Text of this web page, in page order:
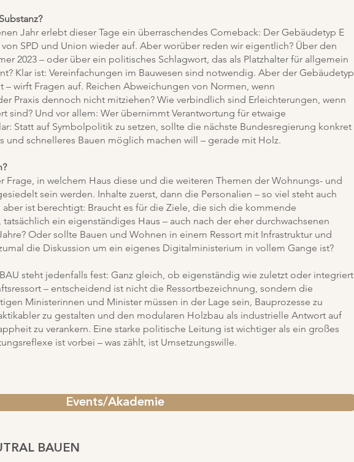
Jahr erlebt dieser Tage ein überraschendes Comeback: Der Gebäudetyp E
SPD und Union wieder auf. Aber worüber reden wir eigentlich? Über den
2023 – oder über ein politisches Schlagwort, das als Platzhalter für allgemein
Klar ist: Vereinfachungen im Bauwesen sind notwendig. Aber der Gebäudetyp
– wirft Fragen auf. Reichen Abweichungen von Normen, wenn
Praxis dennoch nicht mitziehen? Wie verbindlich sind Erleichterungen, wenn
sind? Und vor allem: Wer übernimmt Verantwortung für etwaige
Statt auf Symbolpolitik zu setzen, sollte die nächste Bundesregierung konkret
und schnelleres Bauen möglich machen will – gerade mit Holz.
Frage, in welchem Haus diese und die weiteren Themen der Wohnungs- und
sein werden. Inhalte zuerst, dann die Personalien – so viel steht auch
ist berechtigt: Braucht es für die Ziele, die sich die kommende
ein eigenständiges Haus – auch nach der eher durchwachsenen
Oder sollte Bauen und Wohnen in einem Ressort mit Infrastruktur und
die Diskussion um ein eigenes Digitalministerium in vollem Gange ist?
steht jedenfalls fest: Ganz gleich, ob eigenständig wie zuletzt oder integriert
– entscheidend ist nicht die Ressortbezeichnung, sondern die
Ministerinnen und Minister müssen in der Lage sein, Bauprozesse zu
zu gestalten und den modularen Holzbau als industrielle Antwort auf
zu verankern. Eine starke politische Leitung ist wichtiger als ein großes
ist vorbei – was zählt, ist Umsetzungswille.
Events/Akademie
BAUEN